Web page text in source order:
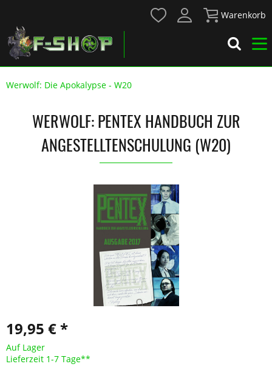
Warenkorb
Werwolf: Die Apokalypse - W20
WERWOLF: PENTEX HANDBUCH ZUR
ANGESTELLTENSCHULUNG (W20)
19,95 € *
Auf Lager
Lieferzeit 1-7 Tage**